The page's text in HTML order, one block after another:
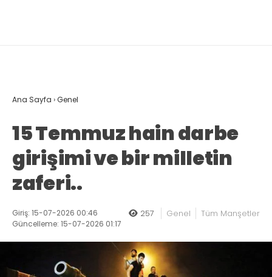
Ana Sayfa ›Genel
15 Temmuz hain darbe
girişimi ve bir milletin
zaferi..
Giriş: 15-07-2026 00:46
Güncelleme: 15-07-2026 01:17
257 Genel Tüm Manşetler